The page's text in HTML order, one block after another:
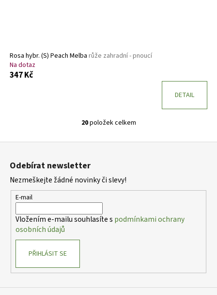
Rosa hybr. (S) Peach Melba růže zahradní - pnoucí
Na dotaz
347 Kč
DETAIL
O
v
a
c
r
ý
p
20položek celkem
Z
Odebírat newsletter
Nezmeškejte žádné novinky či slevy!
E-mail
Vložením e-mailu souhlasíte s podmínkami ochrany
osobních údajů
PŘIHLÁSIT SE